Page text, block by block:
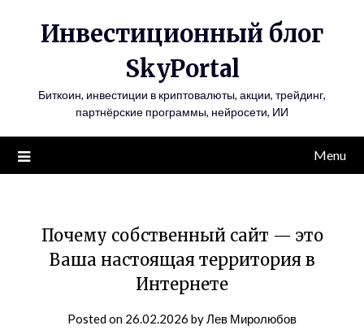
Инвестиционный блог
SkyPortal
Биткоин, инвестиции в криптовалюты, акции, трейдинг,
партнёрские программы, нейросети, ИИ
Menu
Почему собственный сайт — это
Ваша настоящая территория в
Интернете
Posted on 26.02.2026 byЛев Миролюбов